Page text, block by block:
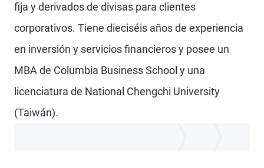
fija y derivados de divisas para clientes
corporativos. Tiene dieciséis años de experiencia
en inversión y servicios financieros y posee un
MBA de Columbia Business School y una
licenciatura de National Chengchi University
(Taiwán).